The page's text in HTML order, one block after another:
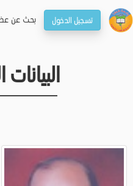
تسجيل الدخول بحـث عن